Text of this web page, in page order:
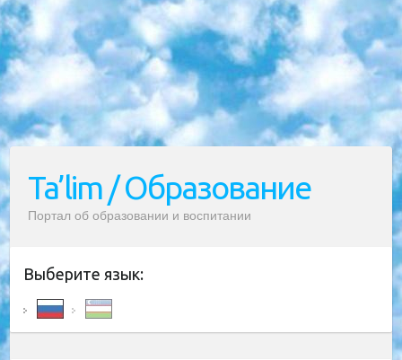
Ta’lim / Образование
Портал об образовании и воспитании
Выберите язык: